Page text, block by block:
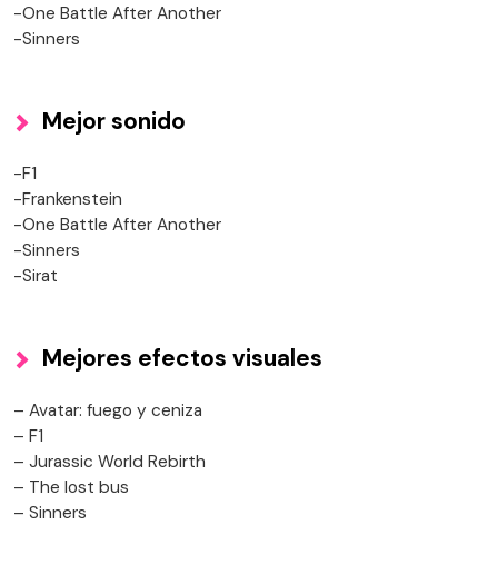
-One Battle After Another
-Sinners
Mejor sonido
-F1
-Frankenstein
-One Battle After Another
-Sinners
-Sirat
Mejores efectos visuales
– Avatar: fuego y ceniza
– F1
– Jurassic World Rebirth
– The lost bus
– Sinners